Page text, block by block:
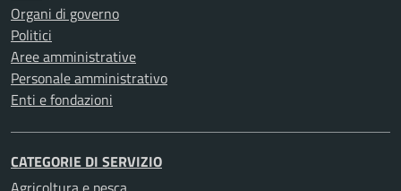
Organi di governo
Politici
Aree amministrative
Personale amministrativo
Enti e fondazioni
CATEGORIE DI SERVIZIO